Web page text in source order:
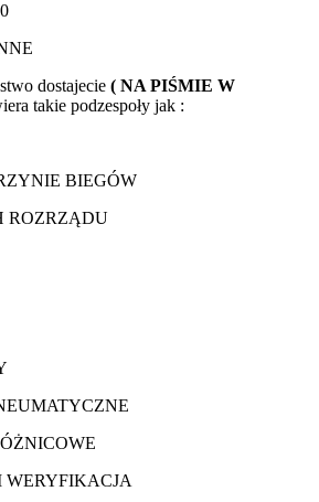
dostajecie ( NA PIŚMIE W
takie podzespoły jak :
BIEGÓW
ROZRZĄDU
WERYFIKACJA